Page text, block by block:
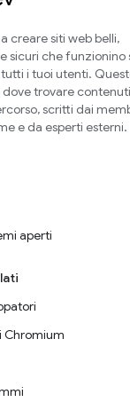
creare siti web belli,
sicuri che funzionino
i tuoi utenti.
dove trovare contenuti
scritti dai
e da esperti esterni.
aperti